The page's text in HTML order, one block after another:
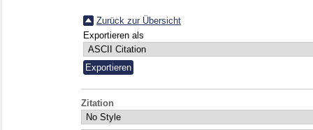
Zurück zur Übersicht
Exportieren als
Zitation